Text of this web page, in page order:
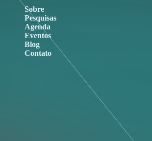
Sobre
Pesquisas
Agenda
Eventos
Blog
Contato